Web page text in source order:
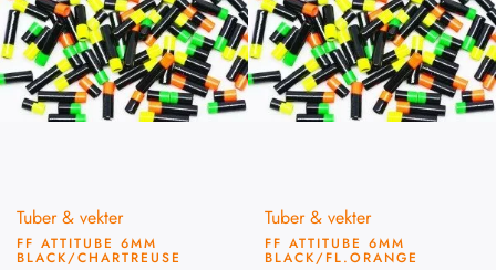
Tuber & vekter
FF ATTITUBE 6MM
BLACK/CHARTREUSE
Tuber & vekter
FF ATTITUBE 6MM
BLACK/FL.ORANGE